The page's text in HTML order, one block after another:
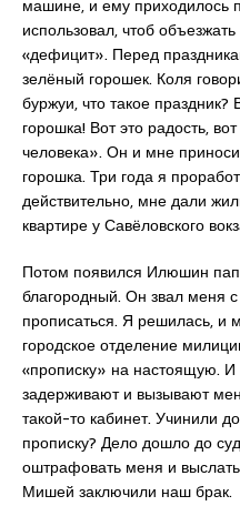
машине, и ему приходилось
использовал, чтоб
«дефицит». Перед
зелёный горошек. Коля
буржуи, что такое
горошка! Вот это радость,
человека». Он и мне
горошка. Три года я
действительно, мне дали
квартире у Савёловского
Потом появился Илюшин
благородный. Он звал меня
прописаться. Я решилась, и
городское отделение
«прописку» на настоящую. И
задерживают и вызывают
такой-то кабинет. Учинили
прописку? Дело дошло до
оштрафовать меня и
Мишей заключили наш брак.